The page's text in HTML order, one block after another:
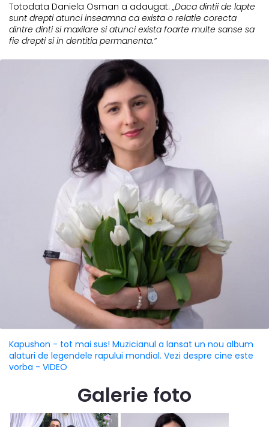
Totodata Daniela Osman a adaugat:„Daca dintii de lapte
sunt drepti atunci inseamna ca exista o relatie corecta
dintre dinti si maxilare si atunci exista foarte multe sanse sa
fie drepti si in dentitia permanenta.”
Kapushon - tot mai sus! Muzicianul a lansat un nou album
alaturi de legendele rapului mondial. Vezi despre cine este
vorba - VIDEO
Galerie foto